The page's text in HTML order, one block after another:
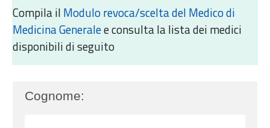
Compila il ​​​​ Modulo revoca/scelta del Medico di
Medicina Generalee consulta la lista dei medici
disponibili di seguito
Cognome: